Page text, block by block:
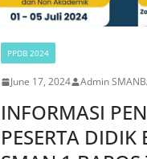
PPDB 2024
June 17, 2024 Admin
INFORMASI
PESERTA